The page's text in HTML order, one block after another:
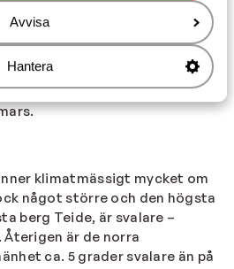
Avvisa
Hantera
som den mest solsäkra delen
även högre upp i bergen
svalare klimat.
lite nederbörd på Gran Canaria,
det oftast i korta skurar
klimatmässigt mycket om
något större och den högsta
berg Teide, är svalare –
är de norra
ca. 5 grader svalare än på